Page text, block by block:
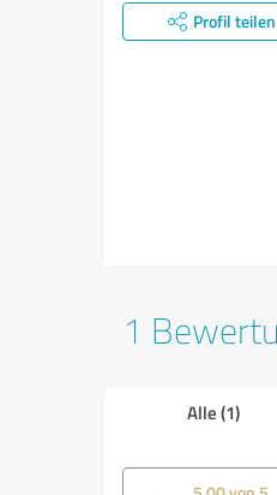
Profil teilen
1
Alle (1)